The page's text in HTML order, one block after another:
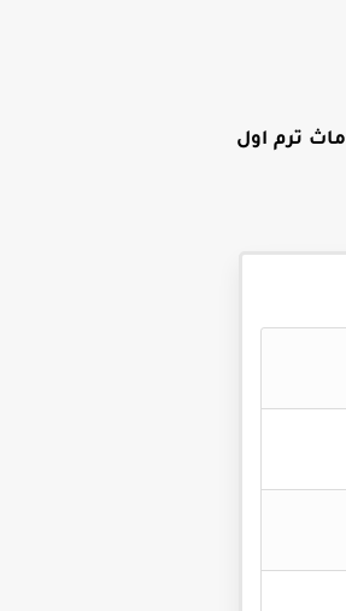
كتاب بكار للصف الثاني الابتدائي 2023 ماث ترم اول